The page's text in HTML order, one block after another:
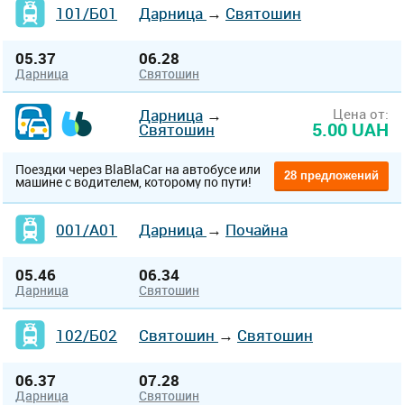
101/Б01 Дарница → Святошин
05.37
Дарница
06.28
Святошин
Дарница →
Святошин
Цена от:
5.00 UAH
Поездки через BlaBlaCar на автобусе или
машине с водителем, которому по пути! 28 предложений
001/А01 Дарница → Почайна
05.46
Дарница
06.34
Святошин
102/Б02 Святошин → Святошин
06.37
Дарница
07.28
Святошин